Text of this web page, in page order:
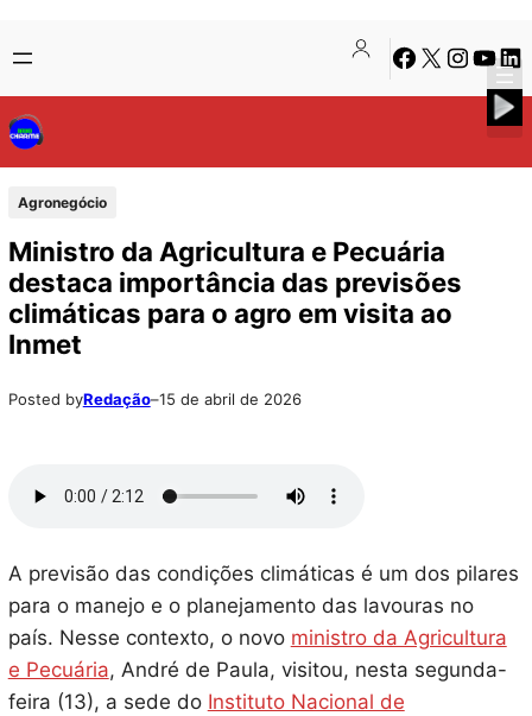
para
o
conteúdo
to
content
Facebook
X Instagram
Agronegócio
Ministro da Agricultura e Pecuária
destaca importância das previsões
climáticas para o agro em visita ao
Inmet
Posted byRedação–15 de abril de 2026
A previsão das condições climáticas é um dos pilares
para o manejo e o planejamento das lavouras no
país. Nesse contexto, o novo ministro da Agricultura
e Pecuária, André de Paula, visitou, nesta segunda-
feira (13), a sede do Instituto Nacional de